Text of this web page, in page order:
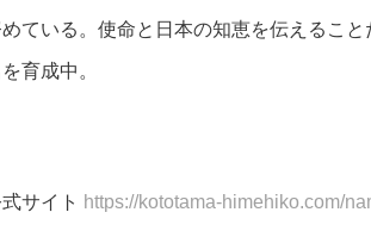
めている。使命と日本の知恵を伝えるこ
育成中。
サイト https://kototama-himehiko.com/